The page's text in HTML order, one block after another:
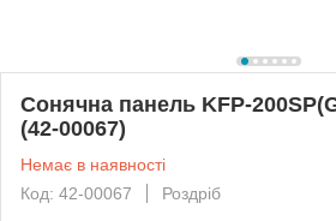
Сонячна панель KFP-
(42-00067)
Немає в наявності
Код: 42-00067
Роздріб